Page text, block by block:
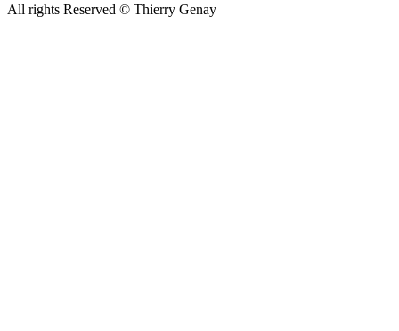
All rights Reserved © Thierry Genay